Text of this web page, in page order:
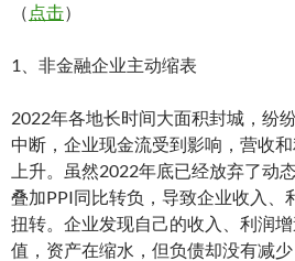
（ 点击）
1、非金融企业主动缩表
2022年各地长时间大面积封城，纷
中断，企业现金流受到影响，营收
上升。虽然2022年底已经放弃了动
叠加PPI同比转负，导致企业收入、
扭转。企业发现自己的收入、利润
值，资产在缩水，但负债却没有减